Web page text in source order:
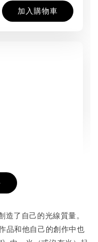
加入購物車
了自己的光線質量。
品和他自己的創作中也